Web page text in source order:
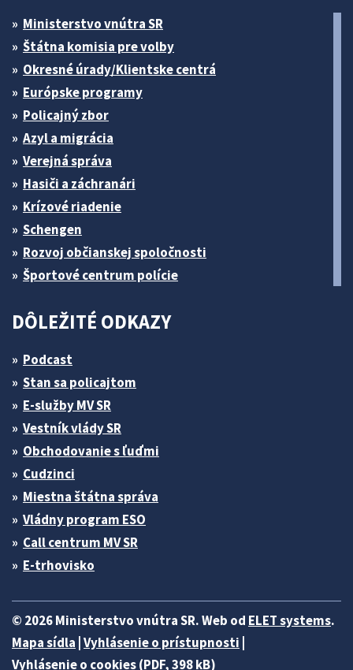
Ministerstvo vnútra SR
Štátna komisia pre volby
Okresné úrady/Klientske centrá
Európske programy
Policajný zbor
Azyl a migrácia
Verejná správa
Hasiči a záchranári
Krízové riadenie
Schengen
Rozvoj občianskej spoločnosti
Športové centrum polície
DÔLEŽITÉ ODKAZY
Podcast
Stan sa policajtom
E-služby MV SR
Vestník vlády SR
Obchodovanie s ľuďmi
Cudzinci
Miestna štátna správa
Vládny program ESO
Call centrum MV SR
E-trhovisko
© 2026 Ministerstvo vnútra SR. Web od ELET systems.
Mapa sídla Vyhlásenie o prístupnosti
Vyhlásenie o cookies (PDF, 398 kB)